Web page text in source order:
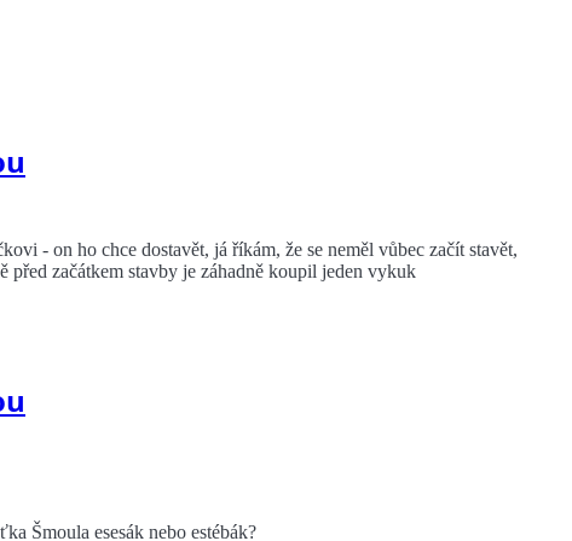
- on ho chce dostavět, já říkám, že se neměl vůbec začít stavět,
před začátkem stavby je záhadně koupil jeden vykuk
Šmoula esesák nebo estébák?